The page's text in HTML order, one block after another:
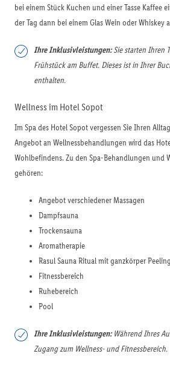
bei einem Stück Kuchen und einer Tasse Kaffee
der Tag dann bei einem Glas Wein oder Whiskey
Ihre Inklusivleistungen:Sie starten Ihren
Frühstück am Buffet. Dieses ist in Ihrer
enthalten.
Wellness im Hotel Sopot
Im Spa des Hotel Sopot vergessen Sie Ihren
Angebot an Wellnessbehandlungen wird das
Wohlbefindens. Zu den Spa-Behandlungen und
gehören:
Angebot verschiedener Massagen
Dampfsauna
Trockensauna
Aromatherapie
Rasul Sauna Ritual mit ganzkörper Peeling
Fitnessbereich
Ruhebereich
Pool
Ihre Inklusivleistungen:Während Ihres
Zugang zum Wellness- und Fitnessbereich.